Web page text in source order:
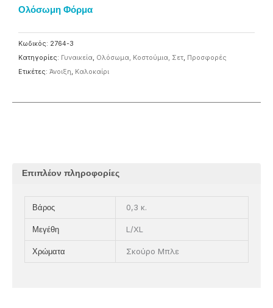
Ολόσωμη Φόρμα
Κωδικός: 2764-3
Κατηγορίες: Γυναικεία Ολόσωμα, Κοστούμια, Σετ Προσφορές
Ετικέτες: Άνοιξη Καλοκαίρι
Επιπλέον πληροφορίες
Βάρος 0,3 κ.
Μεγέθη L/XL
Χρώματα Σκούρο Μπλε